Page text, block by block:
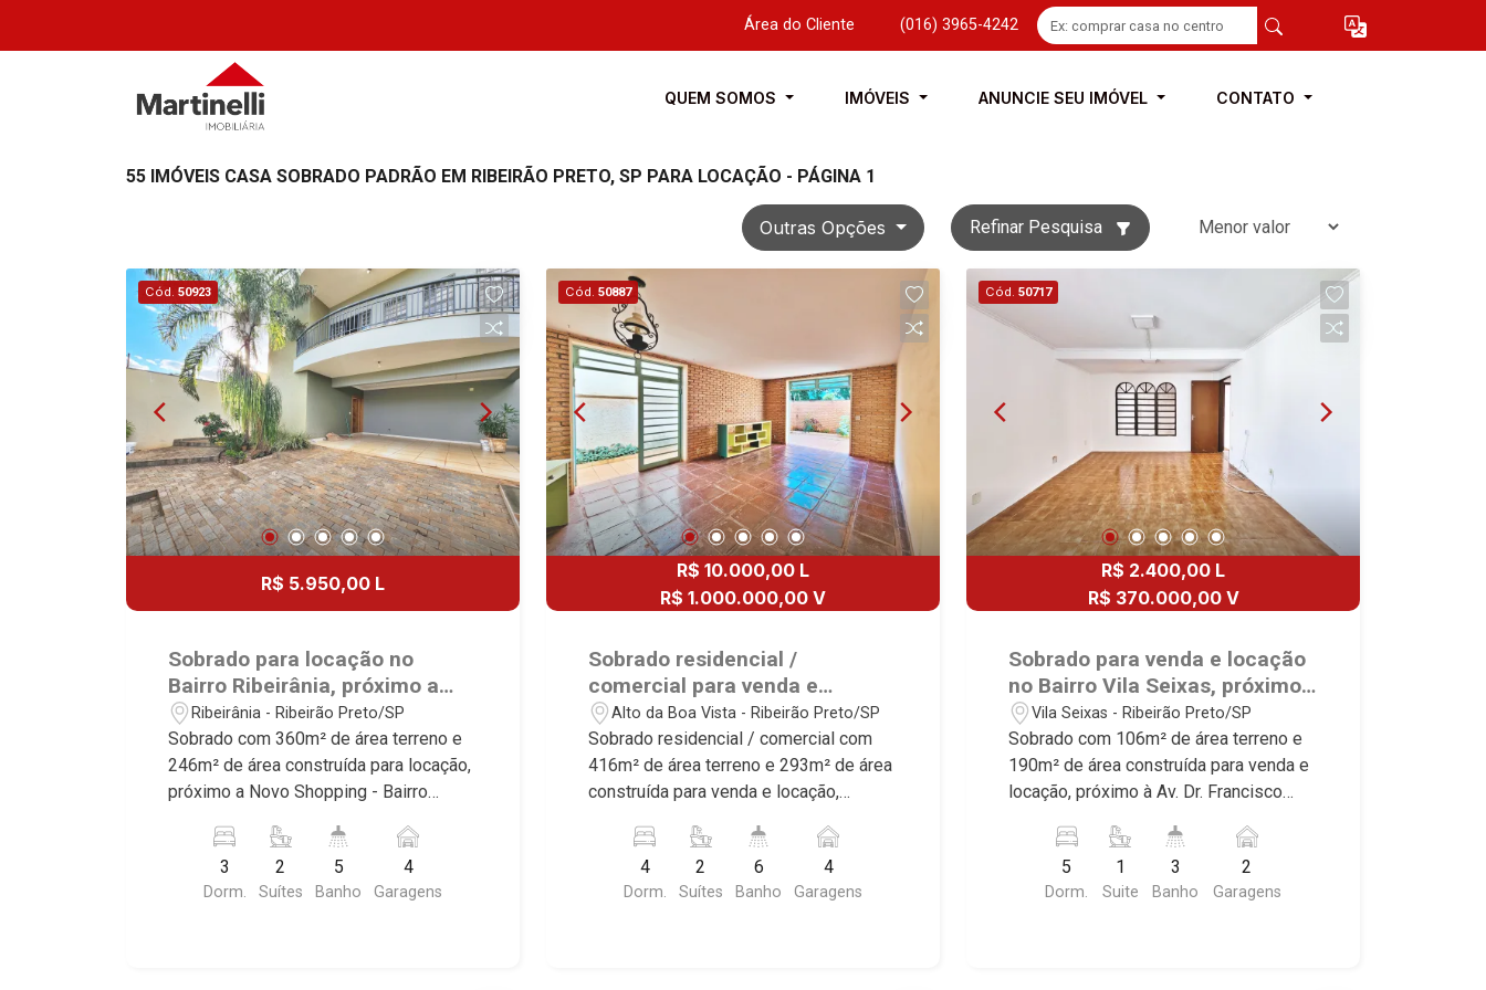
Área do Cliente (016) 3965-4242
QUEM SOMOS IMÓVEIS ANUNCIE SEU IMÓVEL CONTATO
55 IMÓVEIS CASA SOBRADO PADRÃO EM RIBEIRÃO PRETO, SP PARA LOCAÇÃO - PÁGINA 1
Outras Opções Refinar Pesquisa
Cód. 50923
R$ 5.950,00 L
Sobrado para locação no
Bairro Ribeirânia, próximo a
Novo Shopping - Ribeirão
Preto/SP.
Ribeirânia - Ribeirão Preto/SP
Sobrado com 360m² de área terreno e
246m² de área construída para locação,
próximo a Novo Shopping - Bairro
as características deste imóvel que a
Martinelli Imobiliária selecionou para
você: - 360m² de área terreno e 246m²
3
Dorm.
2
Suítes
5
Banho
4
Garagens
Cód. 50887
R$ 10.000,00 L
R$ 1.000.000,00 V
Sobrado residencial /
comercial para venda e
locação no Bairro Alto da Boa
Vista, próximo á Av. Prof. João
Fiúsa - Ribeirão Preto/SP.
Alto da Boa Vista - Ribeirão Preto/SP
Sobrado residencial / comercial com
416m² de área terreno e 293m² de área
construída para venda e locação,
Alto da Boa Vista, Ribeirão Preto/SP.
Conheça as características deste
imóvel que a Martinelli Imobiliária
4
Dorm.
2
Suítes
6
Banho
4
Garagens
Cód. 50717
R$ 2.400,00 L
R$ 370.000,00 V
Sobrado para venda e locação
no Bairro Vila Seixas, próximo
à Av. Dr. Francisco Junqueira -
Ribeirão Preto/SP.
Vila Seixas - Ribeirão Preto/SP
Sobrado com 106m² de área terreno e
190m² de área construída para venda e
locação, próximo à Av. Dr. Francisco
Preto/SP. Conheça as características
deste imóvel que a Martinelli
Imobiliária selecionou para você: -
5
Dorm.
1
Suite
3
Banho
2
Garagens